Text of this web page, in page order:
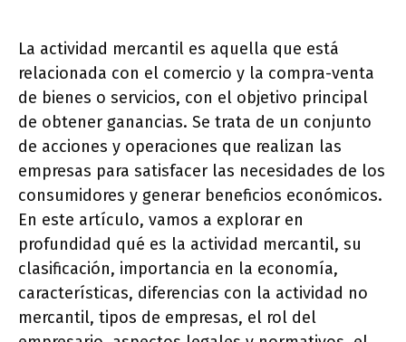
La actividad mercantil es aquella que está
relacionada con el comercio y la compra-venta
de bienes o servicios, con el objetivo principal
de obtener ganancias. Se trata de un conjunto
de acciones y operaciones que realizan las
empresas para satisfacer las necesidades de los
consumidores y generar beneficios económicos.
En este artículo, vamos a explorar en
profundidad qué es la actividad mercantil, su
clasificación, importancia en la economía,
características, diferencias con la actividad no
mercantil, tipos de empresas, el rol del